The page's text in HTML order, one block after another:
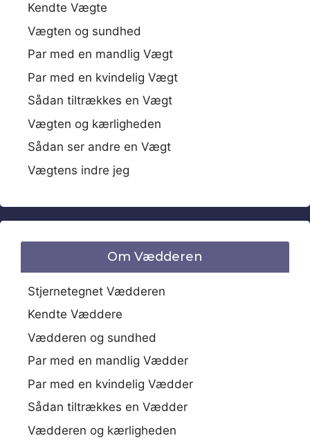
Kendte Vægte
Vægten og sundhed
Par med en mandlig Vægt
Par med en kvindelig Vægt
Sådan tiltrækkes en Vægt
Vægten og kærligheden
Sådan ser andre en Vægt
Vægtens indre jeg
Om Vædderen
Stjernetegnet Vædderen
Kendte Væddere
Vædderen og sundhed
Par med en mandlig Vædder
Par med en kvindelig Vædder
Sådan tiltrækkes en Vædder
Vædderen og kærligheden